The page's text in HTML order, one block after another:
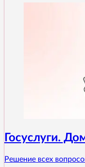
Госуслуги.
Решение всех